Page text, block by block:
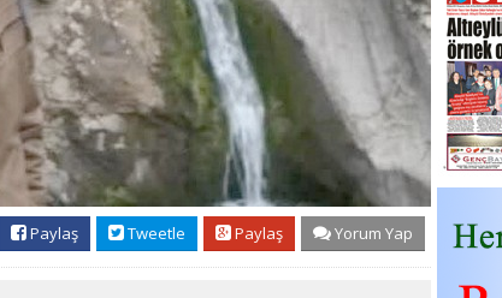
Paylaş Tweetle Paylaş Yorum Yap